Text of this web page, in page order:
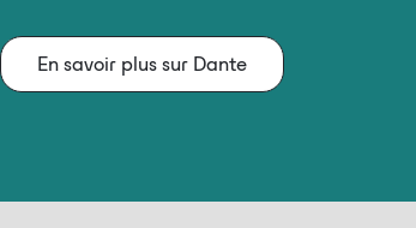
En savoir plus sur Dante